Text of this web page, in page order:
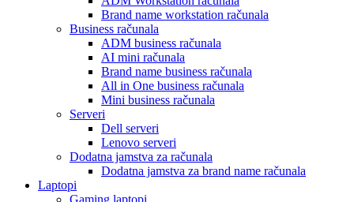
Brand name workstation računala
Business računala
ADM business računala
AI mini računala
Brand name business računala
All in One business računala
Mini business računala
Serveri
Dell serveri
Lenovo serveri
Dodatna jamstva za računala
Dodatna jamstva za brand name računala
Laptopi
Gaming laptopi